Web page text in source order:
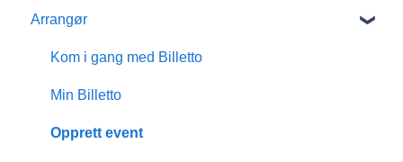
Arrangør
Kom i gang med Billetto
Min Billetto
Opprett event